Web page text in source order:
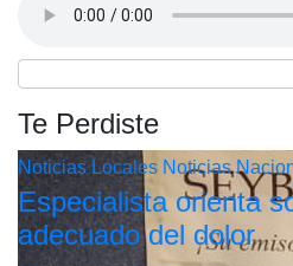
Te Perdiste
Noticias Locales Noticias
Especialista orienta
adecuado del dolor